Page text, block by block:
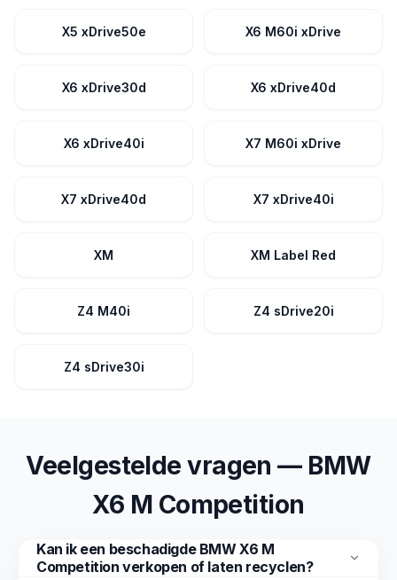
X5 xDrive50e X6 M60i xDrive
X6 xDrive30d X6 xDrive40d
X6 xDrive40i X7 M60i xDrive
X7 xDrive40d X7 xDrive40i
XM XM Label Red
Z4 M40i Z4 sDrive20i
Z4 sDrive30i
Veelgestelde vragen — BMW
X6 M Competition
Kan ik een beschadigde BMW X6 M
Competition verkopen of laten recyclen?